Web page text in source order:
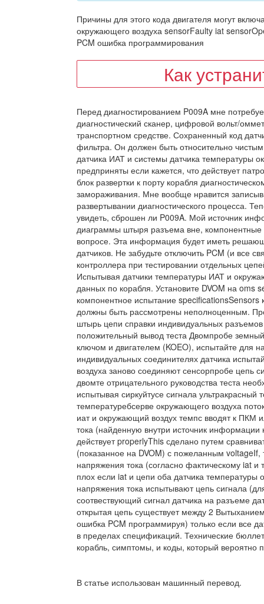
Причины для этого кода двигателя могут
окружающего воздуха sensorFaulty iat
PCM ошибка программирования
Как
Перед диагностированием P009A мне
диагностический сканер, цифровой вольт/
транспортном средстве. Сохраненный код
фильтра. Он должен быть относительно
датчика ИАТ и системы датчика температуры
предприняты если кажется, что действует
блок развертки к порту корабля
замораживания. Мне вообще нравится
развертывании диагностического процесса.
увидеть, сброшен ли P009A. Мой источник
диаграммы штыря разъема вне,
вопросе. Эта информация будет иметь
датчиков. Не забудьте отключить PCM (и все
контроллера при тестировании отдельных
Испытывая датчики температуры ИАТ и
данных по корабля. Установите DVOM на oms
компонентное испытание
должны быть рассмотрены неполноценным.
штырь цепи справки индивидуальных
положительный вывод теста Двомпробе
ключом и двигателем (KOEO), испытайте для
индивидуальных соединителях датчика
воздуха заново соединяют сенсорпробе цепь
двомте отрицательного руководства теста
испытывая сиркуйтусе сигнала
температуребсерве окружающего воздуха
иат и окружающий воздух темпс вводят к ПКМ
тока (найденную внутри источник информации
действует properlyThis сделано путем
(показанное на DVOM) с пожеланным
напряжения тока (согласно фактическому iat
плох если iat и цепи оба датчика температуры
напряжения тока испытывают цепь сигнала
соотвествующий сигнал датчика на разъеме
открытая цепь существует между 2
ошибка PCM программируя) только если все
в пределах спецификаций. Технические
корабль, симптомы, и коды, который вероятно
В статье использован машинный перевод.